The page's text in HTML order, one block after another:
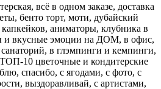
всё в одном заказе, доставка
бенто торт, моти, дубайский
аниматоры, клубника в
и вкусные эмоции на ДОМ, в офис,
санаторий, в глэмпинги и кемпинги,
10 цветочные и кондитерские
спасибо, с ягодами, с фото, с
выздоравливай, с артистами,